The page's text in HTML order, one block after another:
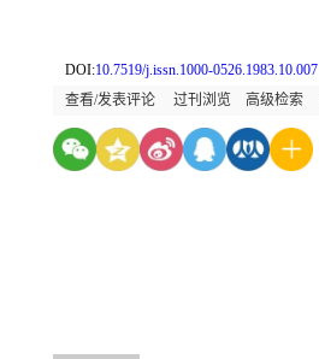
DOI:10.7519/j.issn.1000-0526.1983.10.007
查看/发表评论
过刊浏览 高级检索